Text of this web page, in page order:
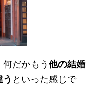
だかもう他の結婚
といった感じで